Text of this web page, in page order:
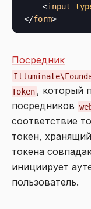
<input
</form>
Посредник
Token , который
посредников
соответствие
токен,
токена
инициирует
пользователь.